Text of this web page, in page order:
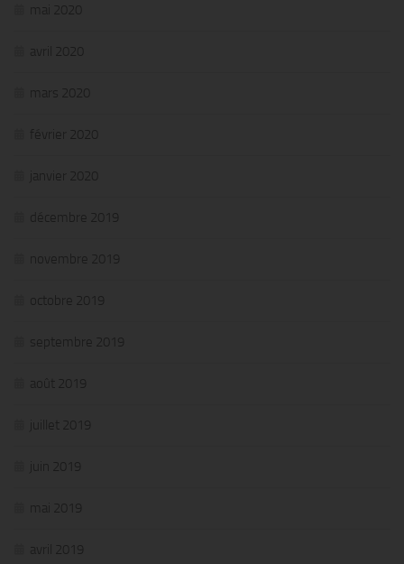
mai 2020
avril 2020
mars 2020
février 2020
janvier 2020
décembre 2019
novembre 2019
octobre 2019
septembre 2019
août 2019
juillet 2019
juin 2019
mai 2019
avril 2019